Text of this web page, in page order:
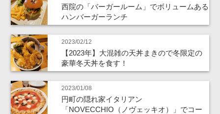
西院の「バーガールーム」でボリュームある
ハンバーガーランチ
2023/02/12
【2023年】大混雑の天丼まきので冬限定の
豪華冬天丼を食す！
2023/01/08
円町の隠れ家イタリアン
「NOVECCHIO（ノヴェッキオ）」でコー